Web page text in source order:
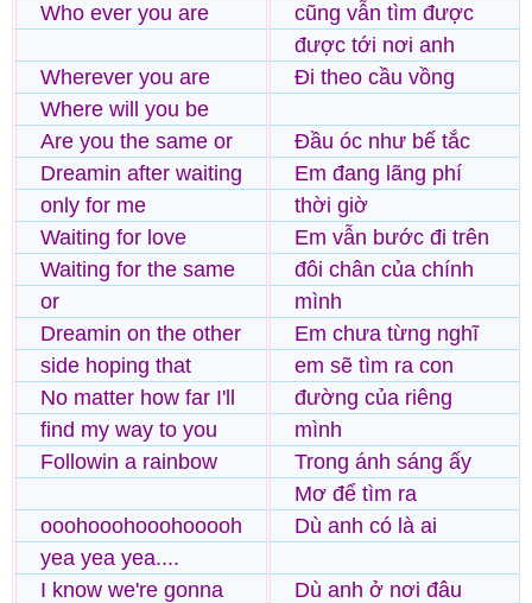
Who ever you are
Wherever you are
Where will you be
Are you the same or
Dreamin after waiting
only for me
Waiting for love
Waiting for the same
or
Dreamin on the other
side hoping that
No matter how far I'll
find my way to you
Followin a rainbow
ooohooohooohooooh
yea yea yea....
I know we're gonna
cũng vẫn tìm được
được tới nơi anh
Đi theo cầu vồng
Đầu óc như bế tắc
Em đang lãng phí
thời giờ
Em vẫn bước đi trên
đôi chân của chính
mình
Em chưa từng nghĩ
em sẽ tìm ra con
đường của riêng
mình
Trong ánh sáng ấy
Mơ để tìm ra
Dù anh có là ai
Dù anh ở nơi đâu